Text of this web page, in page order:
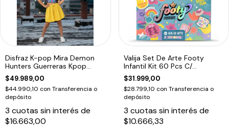
Disfraz K-pop Mira Demon
Hunters Guerreras Kpop
Infantil Mira
$49.989,00
$44.990,10 con Transferencia o
depósito
3 cuotas sin interés de
$16.663,00
Valija Set De Arte Footy
Infantil Kit 60 Pcs C/
Accesiorios
$31.999,00
$28.799,10 con Transferencia o
depósito
3 cuotas sin interés de
$10.666,33